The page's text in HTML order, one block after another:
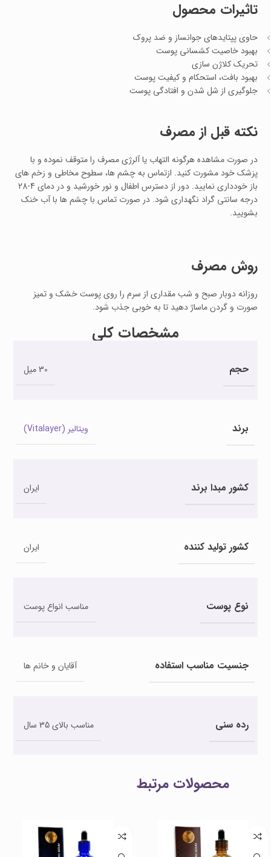
تاثیرات محصول
حاوی پپتایدهای جوانساز و ضد پروک
بهبود خاصیت کشسانی پوست
تحریک کلاژن سازی
بهبود بافت، استحکام و کیفیت پوست
جلوگیری از شل شدن و افتادگی پوست
نکته قبل از مصرف
در صورت مشاهده هرگونه التهاب یا آلرژی مصرف را متوقف نموده و با
پزشک خود مشورت کنید. ازتماس به چشم ها، سطوح مخاطی و زخم های
باز خودداری نمایید. دور از دسترس اطفال و نور خورشید و در دمای 4-28
درجه سانتی گراد نگهداری شود. در صورت تماس با چشم ها با آب خنک
بشویید.
روش مصرف
روزانه دوبار صبح و شب مقداری از سرم را روی پوست خشک و تمیز
صورت و گردن ماساژ دهید تا به خوبی جذب شود.
مشخصات کلی
حجم 30 میل
برند ویتالیر (Vitalayer)
کشور مبدا برند ایران
کشور تولید کننده ایران
نوع پوست مناسب انواع پوست
جنسیت مناسب استفاده آقایان و خانم ها
رده سنی مناسب بالای 35 سال
محصولات مرتبط